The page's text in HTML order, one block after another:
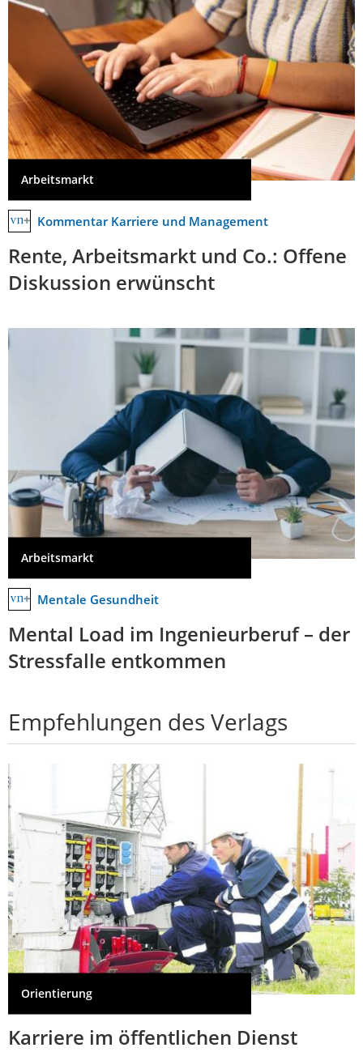
Arbeitsmarkt
Kommentar Karriere und Management
Rente, Arbeitsmarkt und Co.: Offene
Diskussion erwünscht
Arbeitsmarkt
Mentale Gesundheit
Mental Load im Ingenieurberuf – der
Stressfalle entkommen
Empfehlungen des Verlags
Orientierung
Karriere im öffentlichen Dienst